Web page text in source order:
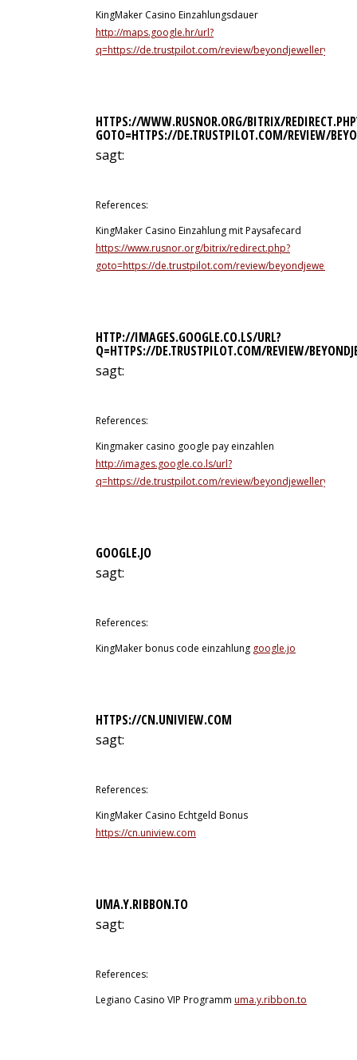
KingMaker Casino Einzahlungsdauer
http://maps.google.hr/url?
q=https://de.trustpilot.com/review/beyondjewellery.de
HTTPS://WWW.RUSNOR.ORG/BITRIX/
GOTO=HTTPS://DE.TRUSTPILOT.COM/REVIEW/
sagt:
References:
KingMaker Casino Einzahlung mit Paysafecard
https://www.rusnor.org/bitrix/redirect.php?
goto=https://de.trustpilot.com/review/beyondjewellery.de
HTTP://IMAGES.GOOGLE.CO.LS/URL?
Q=HTTPS://DE.TRUSTPILOT.COM/REVIEW/
sagt:
References:
Kingmaker casino google pay einzahlen
http://images.google.co.ls/url?
q=https://de.trustpilot.com/review/beyondjewellery.de
GOOGLE.JO
sagt:
References:
KingMaker bonus code einzahlung google.jo
HTTPS://CN.UNIVIEW.COM
sagt:
References:
KingMaker Casino Echtgeld Bonus
https://cn.uniview.com
UMA.Y.RIBBON.TO
sagt:
References:
Legiano Casino VIP Programm uma.y.ribbon.to